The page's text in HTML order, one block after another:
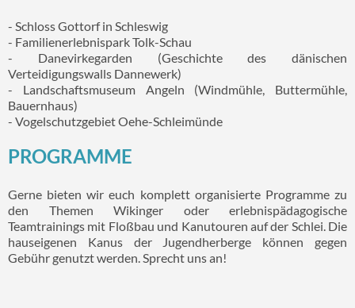
- Schloss Gottorf in Schleswig
- Familienerlebnispark Tolk-Schau
- Danevirkegarden (Geschichte des dänischen
Verteidigungswalls Dannewerk)
- Landschaftsmuseum Angeln (Windmühle, Buttermühle,
Bauernhaus)
- Vogelschutzgebiet Oehe-Schleimünde
PROGRAMME
Gerne bieten wir euch komplett organisierte Programme zu
den Themen Wikinger oder erlebnispädagogische
Teamtrainings mit Floßbau und Kanutouren auf der Schlei. Die
hauseigenen Kanus der Jugendherberge können gegen
Gebühr genutzt werden. Sprecht uns an!